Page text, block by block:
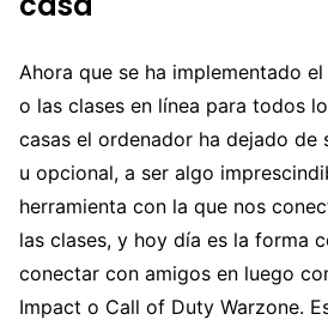
Ahora que se ha implementado
o las clases en línea para todos
casas el ordenador ha dejado de
u opcional, a ser algo
herramienta con la que nos
las clases, y hoy día es la forma
conectar con amigos en luego
Impact o Call of Duty Warzone.